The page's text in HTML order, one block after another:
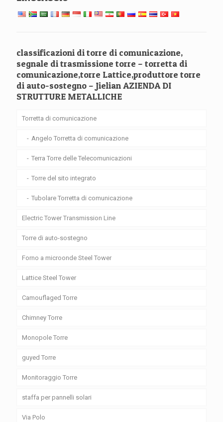
classificazioni di torre di comunicazione,
segnale di trasmissione torre – torretta di
comunicazione,torre Lattice,produttore torre
di auto-sostegno – Jielian AZIENDA DI
STRUTTURE METALLICHE
Torretta di comunicazione
Angelo Torretta di comunicazione
Terra Torre delle Telecomunicazioni
Torre del sito integrato
Tubolare Torretta di comunicazione
Electric Tower Transmission Line
Torre di auto-sostegno
Forno a microonde Steel Tower
Lattice Steel Tower
Camouflaged Torre
Chimney Torre
Monopole Torre
guyed Torre
Monitoraggio Torre
staffa per pannelli solari
Via Polo